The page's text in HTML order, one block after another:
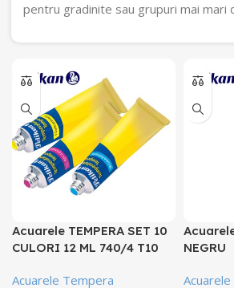
pentru gradinite sau grupuri mai mari
Acuarele TEMPERA SET 10
CULORI 12 ML 740/4 T10
Acuarele Tempera
NEGRU